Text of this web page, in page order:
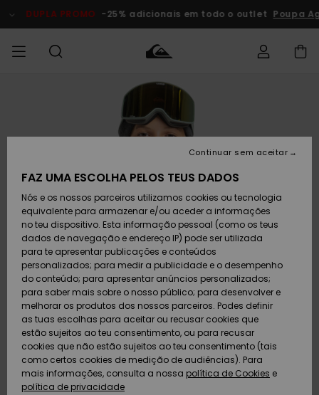
do
DUPLA PROMO -25% adicionais em todo o outlet Poupa
Roupas
Calçado e
chinelos
Surfe/água
Snow
Artigos
recém-
chegados
MENINO
Roupas
Calçado e
chinelos
Surfe/água
Neve
Artigos
recém-
chegados
MULHER
Shop
chegados
Highlights
Snow
SURF
Surf Shop
Homem
Crianças
Highlights
Community
SNOW
Artigos
Neve
Homem
Artigos
Criança
Snow Shop
Feminino
Highlights
Community
DUPLA
PROMO
Outlet
Homem
Criança
Outlet
Mulher
AJUDA
Acede à tua
encomenda
Devoluções
Pagamento
Cartão
presente
Quiksilver
Freedom
Protecção de
dados
SUSTAINABILITY
FAZ UMA ESCOLHA PELOS TEUS DADOS
Nós e os nossos parceiros utilizamos cookies ou tecnologia
equivalente para armazenar e/ou aceder a informações
no teu dispositivo. Esta informação pessoal (como os teus
dados de navegação e endereço IP) pode ser utilizada
para te apresentar publicações e conteúdos
personalizados; para medir a publicidade e o desempenho
do conteúdo; para apresentar anúncios personalizados;
para saber mais sobre o nosso público; para desenvolver e
melhorar os produtos dos nossos parceiros. Podes definir
as tuas escolhas para aceitar ou recusar cookies que
estão sujeitos ao teu consentimento, ou para recusar
cookies que não estão sujeitos ao teu consentimento (tais
como certos cookies de medição de audiências). Para
mais informações, consulta a nossa política de Cookies e
política de privacidade
Continuar sem aceitar